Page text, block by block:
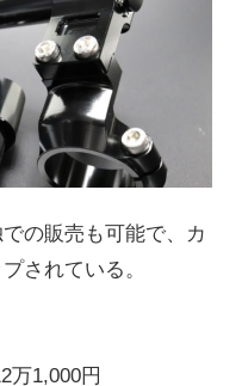
の販売も可能で、カ
されている。
万1,000円